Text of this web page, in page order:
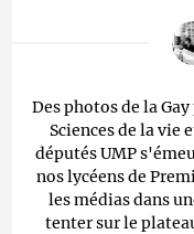
Des photos de la
Sciences de la vie
députés UMP
nos lycéens de
les médias dans
tenter sur le